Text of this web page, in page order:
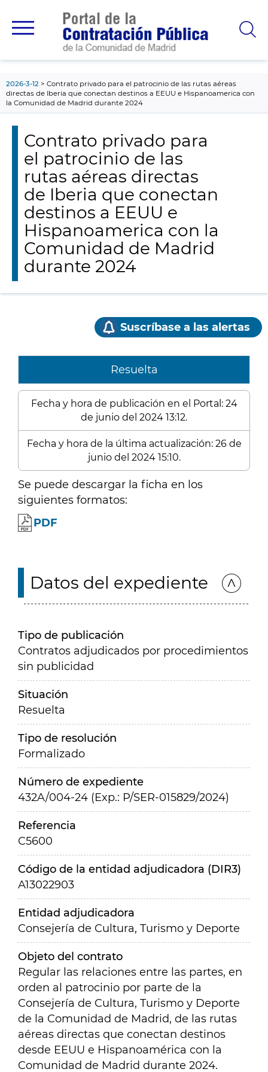
principal
2026-3-12
Contrato privado para el patrocinio de las rutas aéreas
directas de Iberia que conectan destinos a EEUU e Hispanoamerica con
la Comunidad de Madrid durante 2024
Contrato privado para
el patrocinio de las
rutas aéreas directas
de Iberia que conectan
destinos a EEUU e
Hispanoamerica con la
Comunidad de Madrid
durante 2024
Suscríbase a las alertas
Resuelta
Fecha y hora de publicación en el Portal: 24
de junio del 2024 13:12.
Fecha y hora de la última actualización: 26 de
junio del 2024 15:10.
Se puede descargar la ficha en los
siguientes formatos:
PDF
Datos del expediente
Tipo de publicación
Contratos adjudicados por procedimientos
sin publicidad
Situación
Resuelta
Tipo de resolución
Formalizado
Número de expediente
432A/004-24 (Exp.: P/SER-015829/2024)
Referencia
C5600
Código de la entidad adjudicadora (DIR3)
A13022903
Entidad adjudicadora
Consejería de Cultura, Turismo y Deporte
Objeto del contrato
Regular las relaciones entre las partes, en
orden al patrocinio por parte de la
Consejería de Cultura, Turismo y Deporte
de la Comunidad de Madrid, de las rutas
aéreas directas que conectan destinos
desde EEUU e Hispanoamérica con la
Comunidad de Madrid durante 2024.